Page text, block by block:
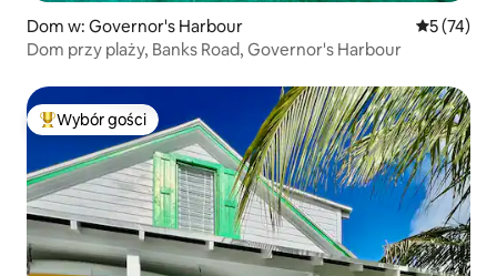
Dom w: Governor's Harbour Średnia
5 (74)
Dom przy plaży, Banks Road, Governor's Harbour
Najpopularniejsze z kategorii Wybór gości
Wybór gości